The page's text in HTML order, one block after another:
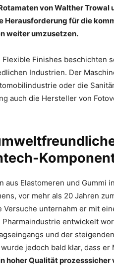
von Walther Trowal
für die
weiter umzusetzen.
Finishes beschichten
Industrien. Der
oder die
auch die Hersteller von
aus Elastomeren und Gummi
vor mehr als 20 Jahren
unternahm er mit
entwickelt
und der
jedoch bald klar, dass er
hoher Qualität prozesssicher